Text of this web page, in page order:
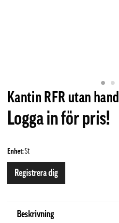
Kantin RFR utan
Logga in för pris!
Enhet:St
Registrera dig
Beskrivning